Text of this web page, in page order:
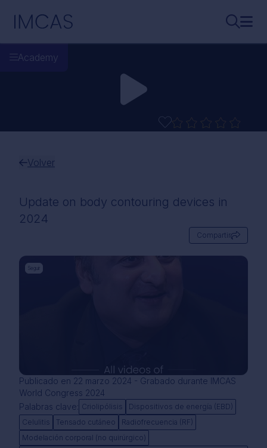
IMCAS
Academy
Volver
Update on body contouring devices in
2024
Compartir
Seguir
Publicado en 22 marzo 2024 - Grabado durante IMCAS
World Congress 2024
Palabras clave: Criolipólisis
Dispositivos de energía (EBD)
Celulitis
Tensado cutáneo
Radiofrecuencia (RF)
Modelación corporal (no quirúrgico)